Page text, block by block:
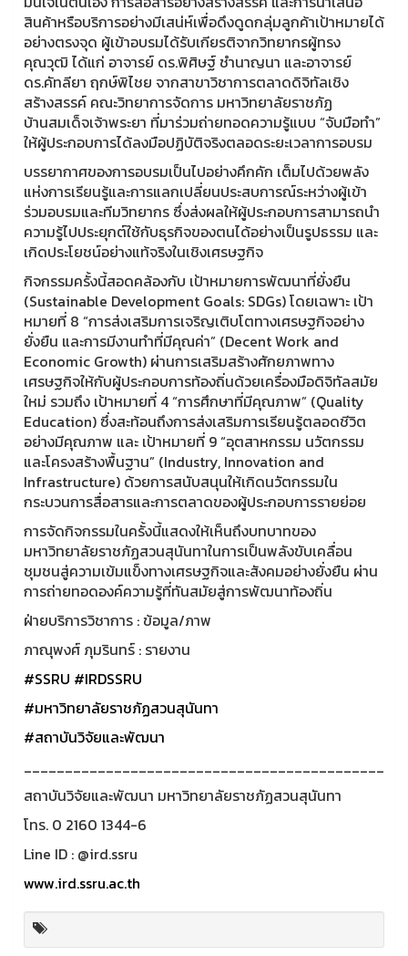
สินค้าหรือบริการอย่างมีเสน่ห์เพื่อดึงดูดกลุ่มลูกค้าเป้าหมายได้
อย่างตรงจุด ผู้เข้าอบรมได้รับเกียรติจากวิทยากรผู้ทรง
คุณวุฒิ ได้แก่ อาจารย์ ดร.พิศิษฐ์ ชำนาญนา และอาจารย์
ดร.คัทลียา ฤกษ์พิไชย จากสาขาวิชาการตลาดดิจิทัลเชิง
สร้างสรรค์ คณะวิทยาการจัดการ มหาวิทยาลัยราชภัฏ
บ้านสมเด็จเจ้าพระยา ที่มาร่วมถ่ายทอดความรู้แบบ “จับมือทำ”
ให้ผู้ประกอบการได้ลงมือปฏิบัติจริงตลอดระยะเวลาการอบรม
บรรยากาศของการอบรมเป็นไปอย่างคึกคัก เต็มไปด้วยพลัง
แห่งการเรียนรู้และการแลกเปลี่ยนประสบการณ์ระหว่างผู้เข้า
ร่วมอบรมและทีมวิทยากร ซึ่งส่งผลให้ผู้ประกอบการสามารถนำ
ความรู้ไปประยุกต์ใช้กับธุรกิจของตนได้อย่างเป็นรูปธรรม และ
เกิดประโยชน์อย่างแท้จริงในเชิงเศรษฐกิจ
กิจกรรมครั้งนี้สอดคล้องกับ เป้าหมายการพัฒนาที่ยั่งยืน
(Sustainable Development Goals: SDGs) โดยเฉพาะ เป้า
หมายที่ 8 “การส่งเสริมการเจริญเติบโตทางเศรษฐกิจอย่าง
ยั่งยืน และการมีงานทำที่มีคุณค่า” (Decent Work and
Economic Growth) ผ่านการเสริมสร้างศักยภาพทาง
เศรษฐกิจให้กับผู้ประกอบการท้องถิ่นด้วยเครื่องมือดิจิทัลสมัย
ใหม่ รวมถึง เป้าหมายที่ 4 “การศึกษาที่มีคุณภาพ” (Quality
Education) ซึ่งสะท้อนถึงการส่งเสริมการเรียนรู้ตลอดชีวิต
อย่างมีคุณภาพ และ เป้าหมายที่ 9 “อุตสาหกรรม นวัตกรรม
และโครงสร้างพื้นฐาน” (Industry, Innovation and
Infrastructure) ด้วยการสนับสนุนให้เกิดนวัตกรรมใน
กระบวนการสื่อสารและการตลาดของผู้ประกอบการรายย่อย
การจัดกิจกรรมในครั้งนี้แสดงให้เห็นถึงบทบาทของ
มหาวิทยาลัยราชภัฏสวนสุนันทาในการเป็นพลังขับเคลื่อน
ชุมชนสู่ความเข้มแข็งทางเศรษฐกิจและสังคมอย่างยั่งยืน ผ่าน
การถ่ายทอดองค์ความรู้ที่ทันสมัยสู่การพัฒนาท้องถิ่น
ฝ่ายบริการวิชาการ : ข้อมูล/ภาพ
ภาณุพงศ์ ภุมรินทร์ : รายงาน
#SSRU #IRDSSRU
#มหาวิทยาลัยราชภัฏสวนสุนันทา
#สถาบันวิจัยและพัฒนา
____________________________________________
สถาบันวิจัยและพัฒนา มหาวิทยาลัยราชภัฏสวนสุนันทา
โทร. 0 2160 1344-6
Line ID : @ird.ssru
www.ird.ssru.ac.th